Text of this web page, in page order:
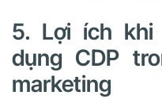
5. Lợi ích khi
dụng CDP
marketing